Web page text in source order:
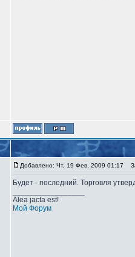
Добавлено: Чт, 19 Фев, 2009 01:17
Будет - последний. Торговля
Alea jacta est!
Мой Форум